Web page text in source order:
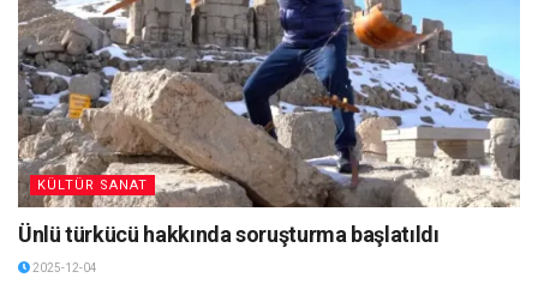
KÜLTÜR SANAT
Ünlü türkücü hakkında soruşturma başlatıldı
2025-12-04